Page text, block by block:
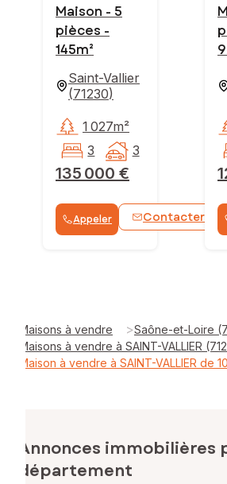
Maison - 5
pièces -
145m²
Saint-Vallier
(71230)
135 000 €
1 027m²
3
3
Appeler Contacter
Maisons à vendre >Saône-et-Loire
Maisons à vendre à SAINT-VALLIER
Maison à vendre à SAINT-VALLIER de
Annonces immobilières
département